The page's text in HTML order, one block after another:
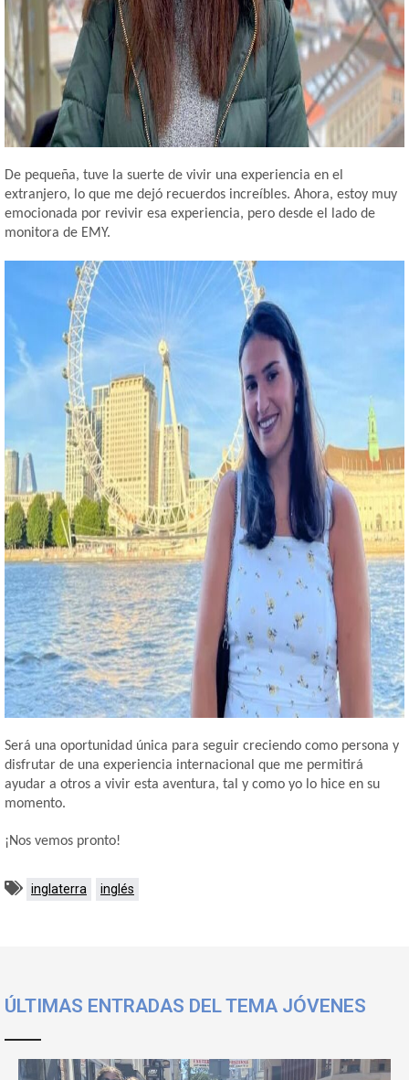
De pequeña, tuve la suerte de vivir una experiencia en el
extranjero, lo que me dejó recuerdos increíbles. Ahora, estoy muy
emocionada por revivir esa experiencia, pero desde el lado de
monitora de EMY.
Será una oportunidad única para seguir creciendo como persona y
disfrutar de una experiencia internacional que me permitirá
ayudar a otros a vivir esta aventura, tal y como yo lo hice en su
momento.
¡Nos vemos pronto!
inglaterra inglés
ÚLTIMAS ENTRADAS DEL TEMA JÓVENES